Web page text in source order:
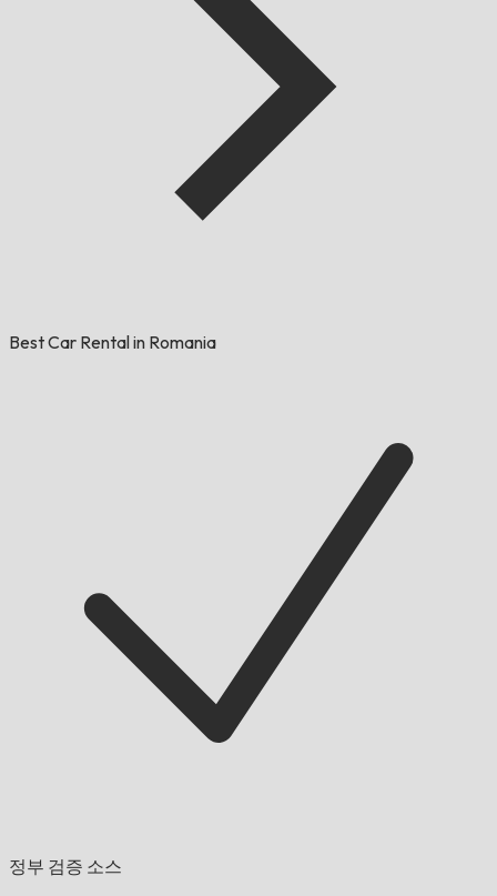
Best Car Rental in Romania
정부 검증 소스